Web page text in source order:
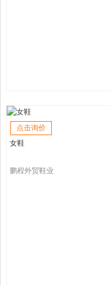
点击询价
女鞋
鹏程外贸鞋业